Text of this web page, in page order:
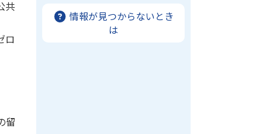
共
ロ
留
情報が見つからないとき
は